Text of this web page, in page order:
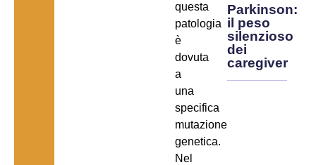
questa
patologia
è
dovuta
a
una
specifica
mutazione
genetica.
Nel
Parkinson:
il peso
silenzioso
dei
caregiver